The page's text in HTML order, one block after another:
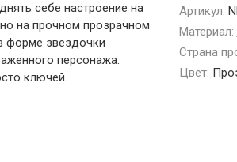
себе настроение на
на прочном прозрачном
форме звездочки
персонажа.
ключей.
Артикул:
Материал:
Страна
Цвет: